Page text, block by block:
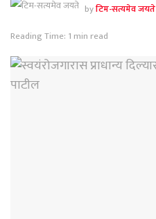
byटिम-सत्यमेव जयते
Reading Time: 1 min read